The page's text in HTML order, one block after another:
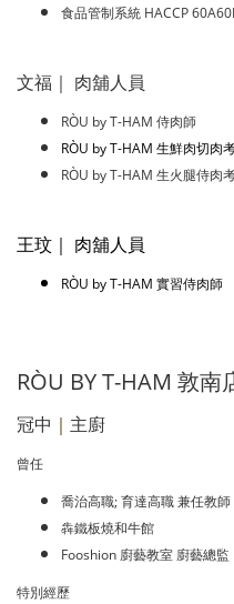
食品管制系統 HACCP
文福｜ 肉舖人員
RÒU by T-HAM 侍肉師
RÒU by T-HAM 生鮮肉切肉
RÒU by T-HAM 生火腿侍肉
王玟｜ 肉舖人員
RÒU by T-HAM 實習侍肉師
RÒU BY T-HAM 敦南
冠中 ｜ 主廚
曾任
喬治高職; 育達高職 兼任教師
犇鐵板燒和牛館
Fooshion 廚藝教室 廚藝總監
特別經歷